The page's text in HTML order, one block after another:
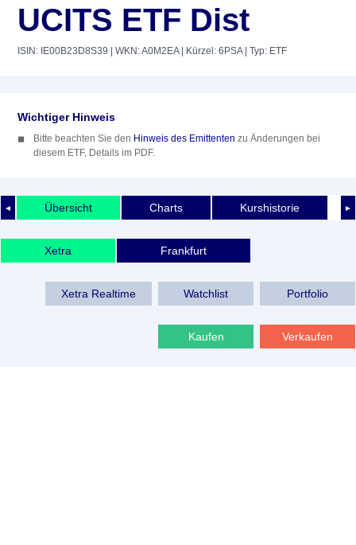
UCITS ETF Dist
ISIN: IE00B23D8S39 | WKN: A0M2EA| Kürzel: 6PSA| Typ: ETF
Wichtiger Hinweis
Bitte beachten Sie den Hinweis des Emittenten zu Änderungen bei
diesem ETF, Details im PDF.
◄ ►
Übersicht Charts Kurshistorie
Xetra Frankfurt
Xetra Realtime Watchlist Portfolio
Kaufen Verkaufen